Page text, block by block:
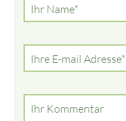
Pflichtfeld
Ihr Name*
Pflichtfeld
Ihre E-mail Adresse*
Ihr Kommentar